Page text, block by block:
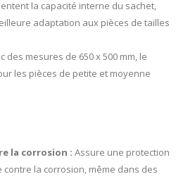
la capacité interne du sachet,
adaptation aux pièces de tailles
des mesures de 650 x 500 mm, le
les pièces de petite et moyenne
la corrosion : Assure une protection
contre la corrosion, même dans des